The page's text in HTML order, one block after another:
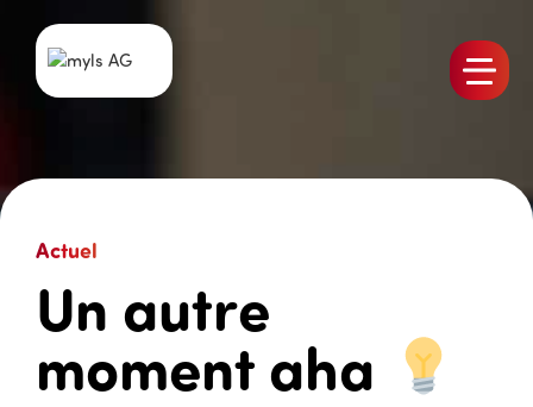
Produits
myls Actualités
Références
Contact
Actuel
Un autre
moment aha